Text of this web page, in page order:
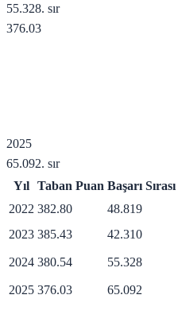
55.328. sır
376.03
2025
65.092. sır
Yıl Taban Puan Başarı Sırası
2022 382.80 48.819
2023 385.43 42.310
2024 380.54 55.328
2025 376.03 65.092